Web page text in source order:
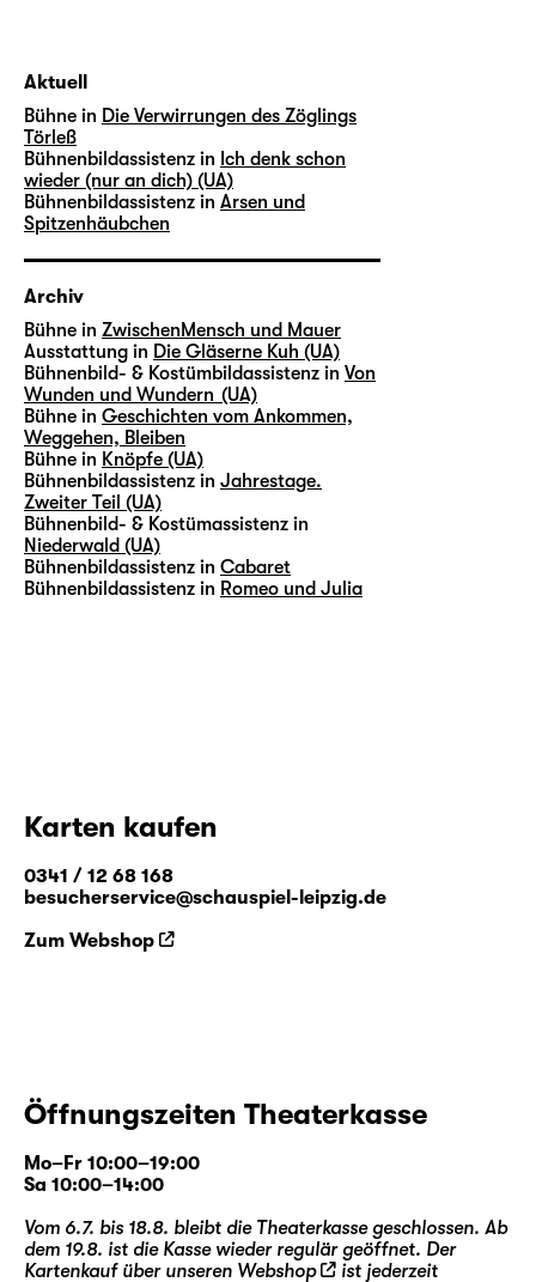
Aktuell
Bühne in Die Verwirrungen des Zöglings
Törleß
Bühnenbildassistenz in Ich denk schon
wieder (nur an dich) (UA)
Bühnenbildassistenz in Arsen und
Spitzenhäubchen
Archiv
Bühne in ZwischenMensch und Mauer
Ausstattung in Die Gläserne Kuh (UA)
Bühnenbild- & Kostümbildassistenz in Von
Wunden und Wundern (UA)
Bühne in Geschichten vom Ankommen,
Weggehen, Bleiben
Bühne in Knöpfe (UA)
Bühnenbildassistenz in Jahrestage.
Zweiter Teil (UA)
Bühnenbild- & Kostümassistenz in
Niederwald (UA)
Bühnenbildassistenz in Cabaret
Bühnenbildassistenz in Romeo und Julia
Karten kaufen
0341 / 12 68 168
besucherservice@schauspiel-leipzig.de
Zum Webshop
Öffnungszeiten Theaterkasse
Mo–Fr 10:00–19:00
Sa 10:00–14:00
Vom 6.7. bis 18.8. bleibt die Theaterkasse geschlossen. Ab
dem 19.8. ist die Kasse wieder regulär geöffnet. Der
Kartenkauf über unseren Webshop ist jederzeit